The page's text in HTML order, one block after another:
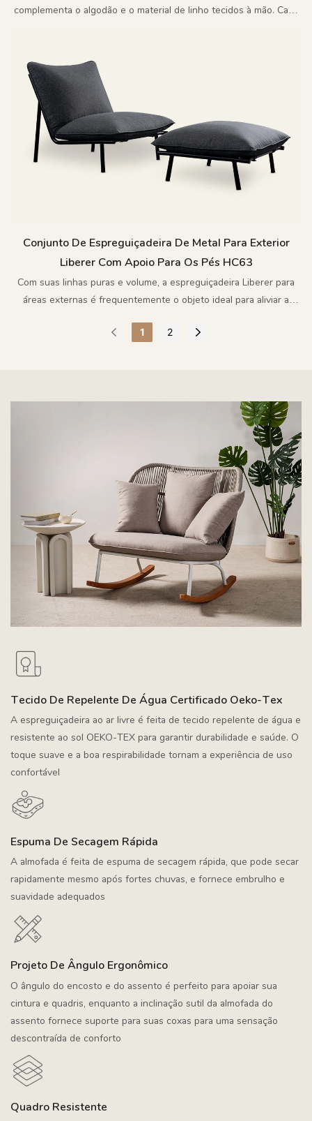
complementa o algodão e o material de linho tecidos à mão. Cada
Conjunto De Espreguiçadeira De Metal Para Exterior
Liberer Com Apoio Para Os Pés HC63
Com suas linhas puras e volume, a espreguiçadeira Liberer para
áreas externas é frequentemente o objeto ideal para aliviar a
1 2
Tecido De Repelente De Água Certificado Oeko-Tex
A espreguiçadeira ao ar livre é feita de tecido repelente de água e
resistente ao sol OEKO-TEX para garantir durabilidade e saúde. O
toque suave e a boa respirabilidade tornam a experiência de uso
confortável
Espuma De Secagem Rápida
A almofada é feita de espuma de secagem rápida, que pode secar
rapidamente mesmo após fortes chuvas, e fornece embrulho e
suavidade adequados
Projeto De Ângulo Ergonômico
O ângulo do encosto e do assento é perfeito para apoiar sua
cintura e quadris, enquanto a inclinação sutil da almofada do
assento fornece suporte para suas coxas para uma sensação
descontraída de conforto
Quadro Resistente